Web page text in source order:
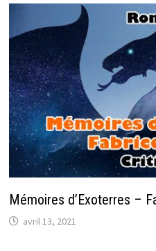
Mémoires d’Exoterres –
avril 13, 2021